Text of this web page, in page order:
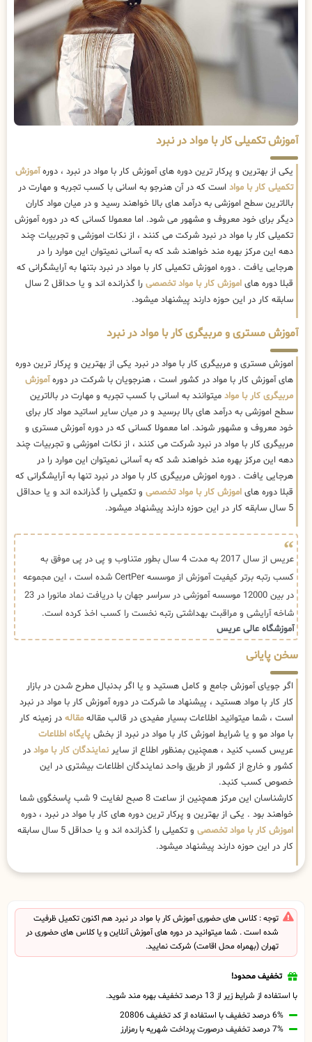
آموزش تکمیلی کار با مواد در نبرد
یکی از بهترین و پرکار ترین دوره های آموزش کار با مواد در نبرد ، دورهآموزش
تکمیلی کار با مواد است که در آن هنرجو به اسانی با کسب تجربه و مهارت در
بالاترین سطح اموزشی به درآمد های بالا خواهند رسید و در میان مواد کاران
دیگر برای خود معروف و مشهور می شود. اما معمولا کسانی که در دوره آموزش
تکمیلی کار با مواد در نبرد شرکت می کنند ، از نکات اموزشی و تجربیات چند
دهه این مرکز بهره مند خواهند شد که به آسانی نمیتوان این موارد را در
هرجایی یافت . دوره اموزش تکمیلی کار با مواد در نبرد بتنها به آرایشگرانی که
قبلا دوره های اموزش کار با مواد تخصصی
را گذرانده اند و یا حداقل 2 سال
سابقه کار در این حوزه دارند پیشنهاد میشود.
آموزش مستری و مربیگری کار با مواد در نبرد
اموزش مستری و مربیگری کار با مواد در نبرد یکی از بهترین و پرکار ترین دوره
های آموزش کار با مواد در کشور است ، هنرجویان با شرکت در دورهآموزش
مربیگری کار با مواد میتوانند به اسانی با کسب تجربه و مهارت در بالاترین
سطح اموزشی به درآمد های بالا برسید و در میان سایر اساتید مواد کار برای
خود معروف و مشهور شوند. اما معمولا کسانی که در دوره آموزش مستری و
مربیگری کار با مواد در نبرد شرکت می کنند ، از نکات اموزشی و تجربیات چند
دهه این مرکز بهره مند خواهند شد که به آسانی نمیتوان این موارد را در
هرجایی یافت . دوره اموزش مربیگری کار با مواد در نبرد تنها به آرایشگرانی که
قبلا دوره های اموزش کار با مواد تخصصی و تکمیلی را گذرانده اند و یا حداقل
5 سال سابقه کار در این حوزه دارند پیشنهاد میشود.
عریس از سال 2017 به مدت 4 سال بطور متناوب و پی در پی موفق به
کسب رتبه برتر کیفیت آموزش از موسسه CertPer شده است ، این مجموعه
در بین 12000 موسسه آموزشی در سراسر جهان با دریافت نماد مانورا در 23
شاخه آرایشی و مراقبت بهداشتی رتبه نخست را کسب اخذ کرده است.
آموزشگاه عالی عریس
سخن پایانی
اگر جویای آموزش جامع و کامل هستید و یا اگر بدنبال مطرح شدن در بازار
کار کار با مواد هستید ، پیشنهاد ما شرکت در دوره آموزش کار با مواد در نبرد
است ، شما میتوانید اطلاعات بسیار مفیدی در قالب مقاله مقاله در زمینه کار
با مواد مو و یا شرایط اموزش کار با مواد در نبرد از بخش پایگاه اطلاعات
عریس کسب کنید ، همچنین بمنظور اطلاع از سایرنمایندگان کار با مواد در
کشور و خارج از کشور از طریق واحد نمایندگان اطلاعات بیشتری در این
خصوص کسب کنبد.
کارشناسان این مرکز همچنین از ساعت 8 صبح لغایت 9 شب پاسخگوی شما
خواهند بود . یکی از بهترین و پرکار ترین دوره های کار با مواد در نبرد ، دوره
اموزش کار با مواد تخصصی
و تکمیلی را گذرانده اند و یا حداقل 5 سال سابقه
کار در این حوزه دارند پیشنهاد میشود.
توجه : کلاس های حضوری آموزش کار با مواد در نبرد هم اکنون تکمیل ظرفیت
شده است . شما میتوانید در دوره های آموزش آنلاین و یا کلاس های حضوری در
تهران (بهمراه محل اقامت) شرکت نمایید.
تخفیف محدود!
با استفاده از شرایط زیر از 13 درصد تخفیف بهره مند شوید.
6% درصد تخفیف با استفاده از کد تخفیف 20806
7% درصد تخفیف درصورت پرداخت شهریه با رمزارز